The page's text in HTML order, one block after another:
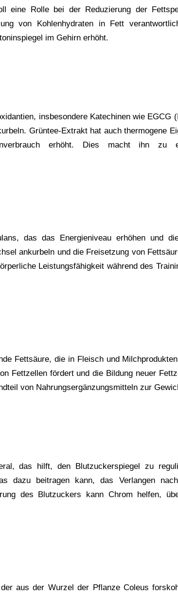
eine Rolle bei der Reduzierung der
von Kohlenhydraten in Fett
im Gehirn erhöht.
insbesondere Katechinen wie
Grüntee-Extrakt hat auch thermogene
erhöht. Dies macht ihn zu
das das Energieniveau erhöhen und
ankurbeln und die Freisetzung von
Leistungsfähigkeit während des
Fettsäure, die in Fleisch und
Fettzellen fördert und die Bildung neuer
von Nahrungsergänzungsmitteln zur
das hilft, den Blutzuckerspiegel zu
dazu beitragen kann, das Verlangen
des Blutzuckers kann Chrom helfen,
aus der Wurzel der Pflanze Coleus